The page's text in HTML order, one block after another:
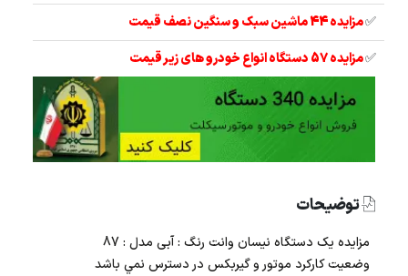
✅مزایده 44 ماشین سبک و سنگین نصف قیمت
✅مزایده 57 دستگاه انواع خودرو های زیر قیمت
توضیحات
مزایده یک دستگاه نیسان وانت رنگ : آبی مدل : 87
وضعیت کارکرد موتور و گیربکس در دسترس نمي باشد